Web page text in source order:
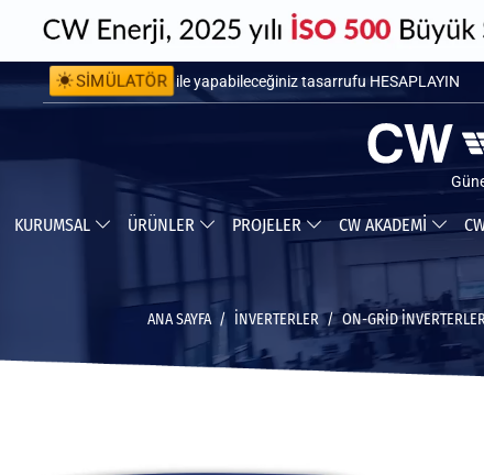
SİMÜLATÖR
ile kurulum maliyetini HESAPLAYIN
ile yapabileceğiniz tasarrufu HESAPLAYIN
KURUMSAL ÜRÜNLER PROJELER CW AKADEMİ
ANA SAYFA İNVERTERLER ON-GRID